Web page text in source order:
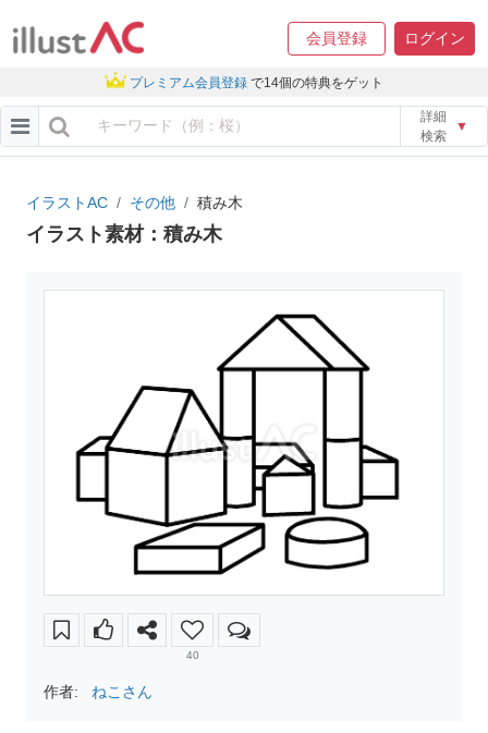
会員登録 ログイン
プレミアム会員登録 で14個の特典をゲット
詳細
検索
▼
イラストAC その他 積み木
イラスト素材：積み木
40
作者: ねこさん